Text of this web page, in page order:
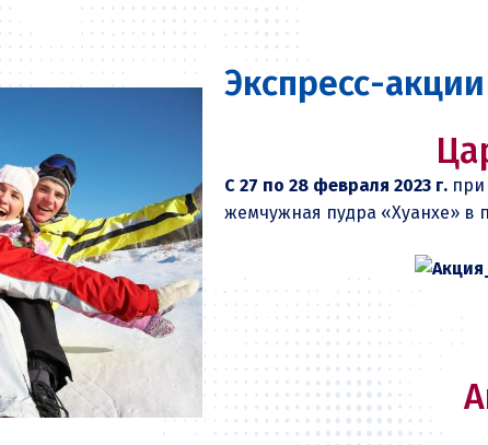
Экспресс-акции
С 27 по 28 февраля 2023 г.
жемчужная пудра «Хуанхе» в